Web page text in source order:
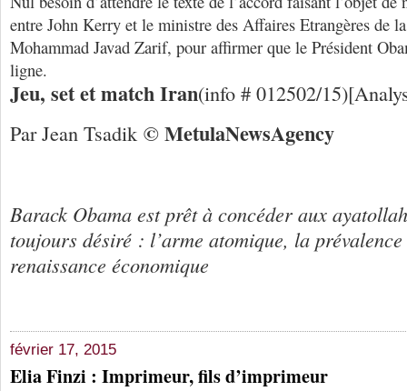
entre John Kerry et le ministre des Affaires Etrangères de
Mohammad Javad Zarif, pour affirmer que le Président
ligne.
Jeu, set et match Iran(info # 012502/
Par Jean Tsadik © MetulaNewsAgency
Barack Obama est prêt à concéder aux
toujours désiré : l’arme atomique, la
renaissance économique
février 17, 2015
Elia Finzi : Imprimeur, fils d’imprimeur